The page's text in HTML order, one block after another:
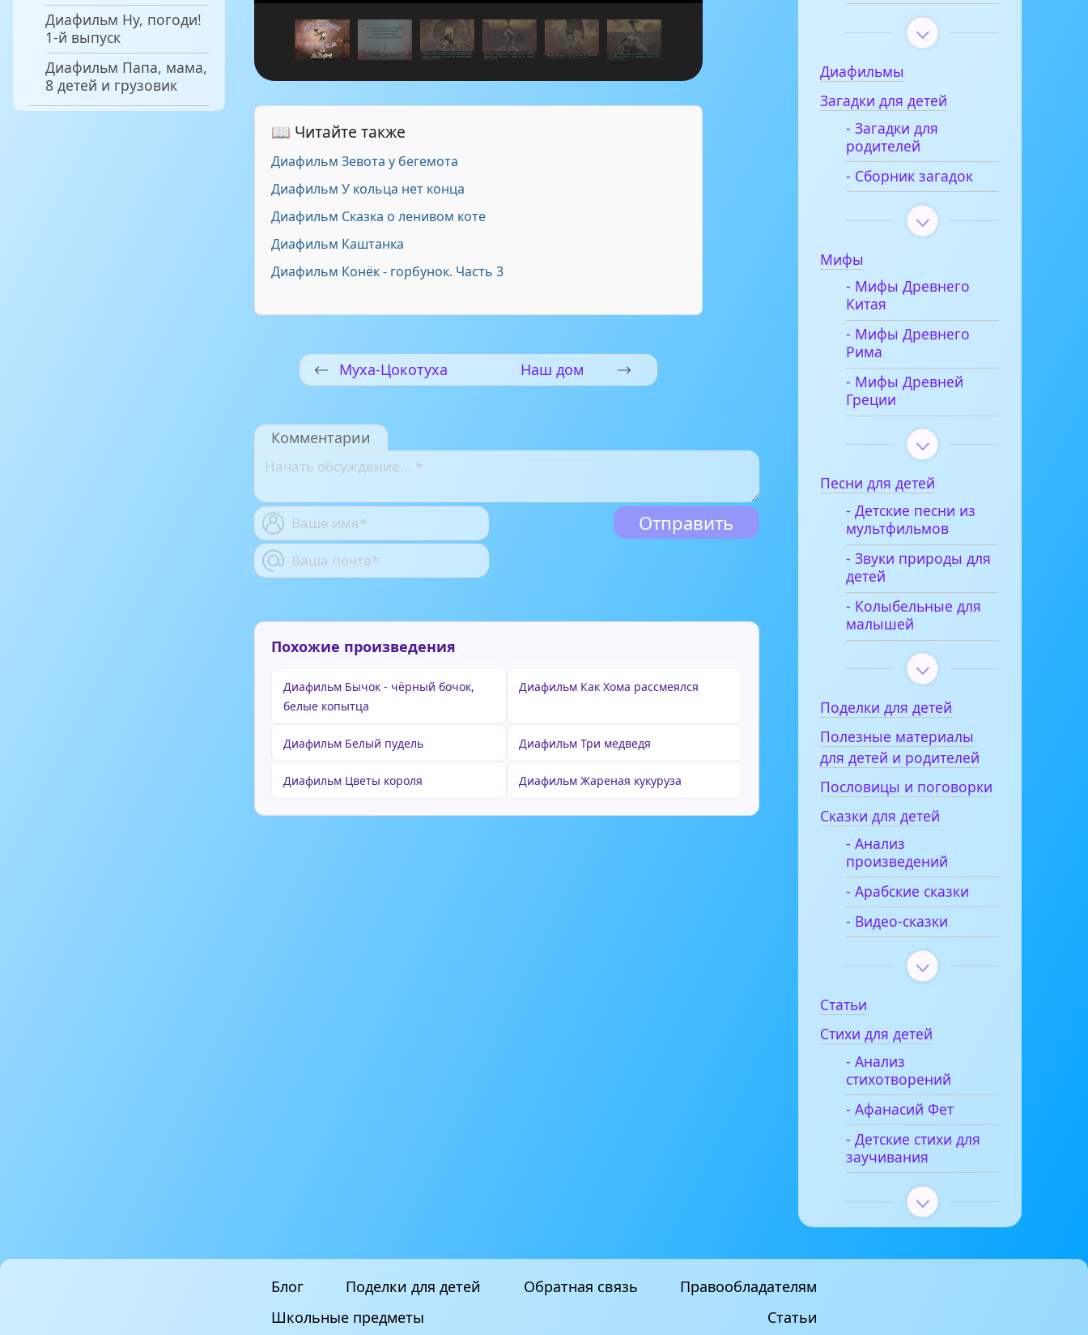
Диафильм Ну, погоди!
1-й выпуск
Диафильм Папа, мама,
8 детей и грузовик
📖 Читайте также
Диафильм Зевота у бегемота
Диафильм У кольца нет конца
Диафильм Сказка о ленивом коте
Диафильм Каштанка
Диафильм Конёк - горбунок. Часть 3
Муха-Цокотуха Наш дом
Комментарии
Похожие произведения
Диафильм Бычок - чёрный бочок,
белые копытца
Диафильм Как Хома рассмеялся
Диафильм Белый пудель Диафильм Три медведя
Диафильм Цветы короля Диафильм Жареная кукуруза
Диафильмы
Загадки для детей
- Загадки для
родителей
- Сборник загадок
Мифы
- Мифы Древнего
Китая
- Мифы Древнего
Рима
- Мифы Древней
Греции
Песни для детей
- Детские песни из
мультфильмов
- Звуки природы для
детей
- Колыбельные для
малышей
Поделки для детей
Полезные материалы
для детей и родителей
Пословицы и поговорки
Сказки для детей
- Анализ
произведений
- Арабские сказки
- Видео-сказки
Статьи
Стихи для детей
- Анализ
стихотворений
- Афанасий Фет
- Детские стихи для
заучивания
Блог Поделки для детей Обратная связь
Правообладателям
Школьные предметы
Статьи